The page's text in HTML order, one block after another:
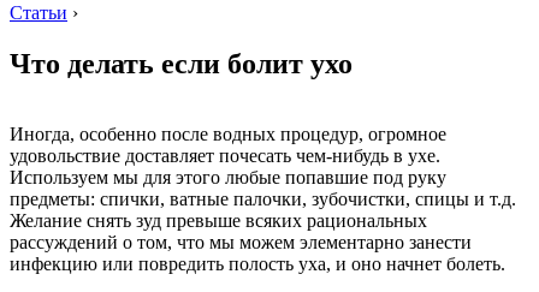
Статьи ›
Что делать если болит ухо
Иногда, особенно после водных процедур, огромное
удовольствие доставляет почесать чем-нибудь в ухе.
Используем мы для этого любые попавшие под руку
предметы: спички, ватные палочки, зубочистки, спицы и т.д.
Желание снять зуд превыше всяких рациональных
рассуждений о том, что мы можем элементарно занести
инфекцию или повредить полость уха, и оно начнет болеть.